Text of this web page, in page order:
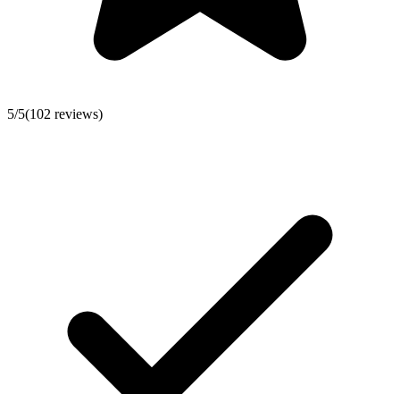
5/5(102 reviews)